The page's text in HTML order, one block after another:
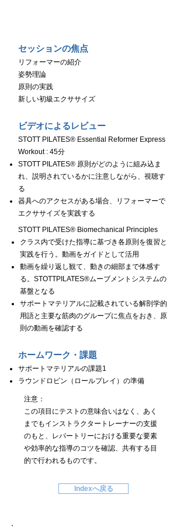
セッションの焦点
リフォーマーの紹介
姿勢理論
原則の実践
新しい初級エクササイズ
ビデオによるレビュー
STOTT PILATES® Essential Reformer Express
Workout : 45分
STOTT PILATES® 原則がどのように組み込ま
れ、説明されているかに注意しながら、視聴す
る
器具へのアクセスがある場合、リフォーマーで
エクササイズを実践する
STOTT PILATES® Biomechanical Principles
クラス内で受けた指導に基づき各原則を復習と
実践を行う。動画をガイドとして活用
動画を繰り返し観て、動きの細部まで体感す
る。STOTTPILATES®ムーブメントシステムの
基盤となる
サポートマテリアルに記載されている解剖学的
用語と主要な筋肉のグループに焦点をおき、原
則の動画を確認する
ホームワーク・課題
サポートマテリアルの課題1
ラウンドロビン（ロールプレイ）の準備
注意：
この項目にテストの意味合いはなく、あく
までもインストラクタートレーナーの支援
のもと、レパートリーにおける重要な要素
や効率的な指導のコツを確認、共有する目
的で行われるものです。
Indexへ戻る